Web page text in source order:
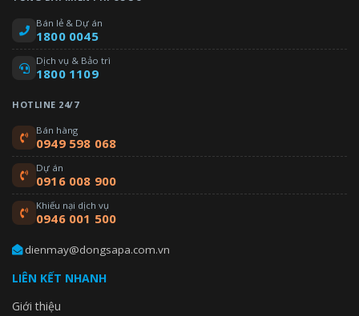
Bán lẻ & Dự án
1800 0045
Dịch vụ & Bảo trì
1800 1109
HOTLINE 24/7
Bán hàng
0949 598 068
Dự án
0916 008 900
Khiếu nại dịch vụ
0946 001 500
dienmay@dongsapa.com.vn
LIÊN KẾT NHANH
Giới thiệu